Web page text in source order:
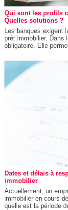
Qui sont les profils
Quelles solutions ?
Les banques exigent
prêt immobilier. Dans
obligatoire. Elle
Dates et délais à
immobilier
Actuellement, un
immobilier en cours
quelle est la période